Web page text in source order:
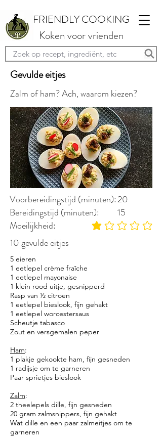
FRIENDLY COOKING
Koken voor vrienden
Gevulde eitjes
Zalm of ham? Ach, waarom kiezen?
5 eieren
1 eetlepel crème fraîche
1 eetlepel mayonaise
1 klein rood uitje, gesnipperd
Rasp van ½ citroen
1 eetlepel bieslook, fijn gehakt
1 eetlepel worcestersaus
Scheutje tabasco
Zout en versgemalen peper
Ham:
1 plakje gekookte ham, fijn gesneden
1 radijsje om te garneren
Paar sprietjes bieslook
Zalm:
2 theelepels dille, fijn gesneden
20 gram zalmsnippers, fijn gehakt
Wat dille en een paar zalmeitjes om te
garneren
10 gevulde eitjes
gemiddelde waardering
20
15
Voorbereidingstijd (minuten):
Bereidingstijd (minuten):
Moeilijkheid: